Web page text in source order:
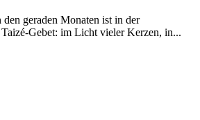
geraden Monaten ist in der
Gebet: im Licht vieler Kerzen, in...